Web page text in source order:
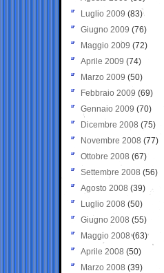
Luglio 2009 (83)
Giugno 2009 (76)
Maggio 2009 (72)
Aprile 2009 (74)
Marzo 2009 (50)
Febbraio 2009 (69)
Gennaio 2009 (70)
Dicembre 2008 (75)
Novembre 2008 (77)
Ottobre 2008 (67)
Settembre 2008 (56)
Agosto 2008 (39)
Luglio 2008 (50)
Giugno 2008 (55)
Maggio 2008(63)
Aprile 2008 (50)
Marzo 2008 (39)